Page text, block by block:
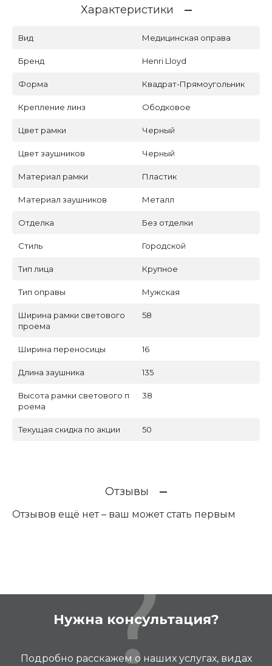
Характеристики
Вид Медицинская оправа
Бренд Henri Lloyd
Форма Квадрат-Прямоугольник
Крепление линз Ободковое
Цвет рамки Черный
Цвет заушников Черный
Материал рамки Пластик
Материал заушников Металл
Отделка Без отделки
Стиль Городской
Тип лица Крупное
Тип оправы Мужская
Ширина рамки светового
проема
58
Ширина переносицы 16
Длина заушника 135
Высота рамки светового п
роема
38
Текущая скидка по акции 50
Отзывы
Отзывов ещё нет – ваш может стать первым
Нужна консультация?
Подробно расскажем о наших услугах, видах